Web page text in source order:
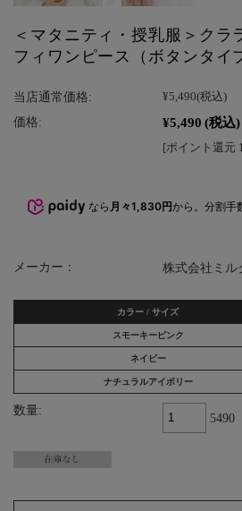
＜マタニティ・授乳服＞クラ
フィワンピース（ボタンタ
当店通常価格: ¥5,490(税込)
価格: ¥5,490 (税込)
[ポイント還元
なら 月々1,830円から。分割手
メーカー： 株式会社ミル
カラー / サイズ
スモーキーピンク
ネイビー
ナチュラルアイボリー
数量:
5490